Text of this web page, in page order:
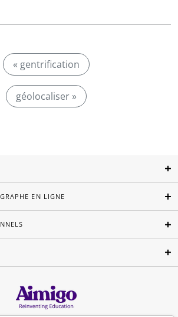
« gentrification
géolocaliser »
EN LIGNE